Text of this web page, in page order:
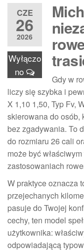
CZE
26
2026
Wyłączo
no
Gdy w
liczy się szybka i
X 1,10 1,50, Typ Fv,
skierowana do osób,
bez zgadywania. To
do rozmiaru 26 cali
może być
zastosowaniach
W praktyce oznacza
przejechanych
pasuje do Twojej
cechy, ten model
użytkownika:
odpowiadającą